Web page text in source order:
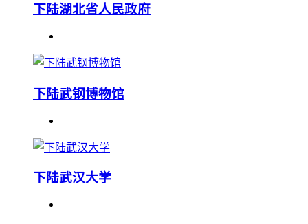
下陆湖北省人民政府
下陆武钢博物馆
下陆武汉大学